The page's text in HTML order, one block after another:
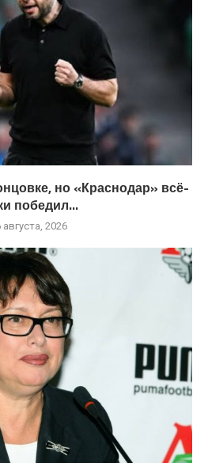
но «Краснодар» всё-
победил...
августа, 2026